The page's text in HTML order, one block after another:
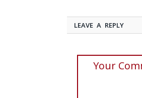
LEAVE A REPLY